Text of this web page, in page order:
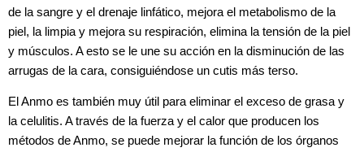
de la sangre y el drenaje linfático, mejora el metabolismo de la
piel, la limpia y mejora su respiración, elimina la tensión de la piel
y músculos. A esto se le une su acción en la disminución de las
arrugas de la cara, consiguiéndose un cutis más terso.
El Anmo es también muy útil para eliminar el exceso de grasa y
la celulitis. A través de la fuerza y el calor que producen los
métodos de Anmo, se puede mejorar la función de los órganos